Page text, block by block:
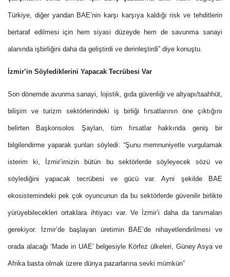
Türkiye, diğer yandan BAE’nin karşı karşıya kaldığı risk ve tehditlerin
bertaraf edilmesi için hem siyasi düzeyde hem de savunma sanayi
alanında işbirliğini daha da geliştirdi ve derinleştirdi” diye konuştu.
İzmir’in Söylediklerini Yapacak Tecrübesi Var
Son dönemde avunma sanayi, lojistik, gıda güvenliği ve altyapı/taahhüt,
bilişim ve turizm sektörlerindeki iş birliği fırsatlarının öne çıktığını
belirten Başkonsolos Şaylan, tüm fırsatlar hakkında geniş bir
bilgilendirme yaparak şunları söyledi: “Şunu memnuniyetle vurgulamak
isterim ki, İzmir’imizin bütün bu sektörlerde söyleyecek sözü ve
söylediğini yapacak tecrübesi ve gücü var. Ayni şekilde BAE
ekosistemindeki pek çok oyuncunun da bu sektörlerde güvenilir birlikte
yürüyebilecekleri ortaklara ihtiyacı var. Ve İzmir’i daha da tanımaları
gerekiyor. İzmir’de başlayan üretimin BAE’de nihayetlendirilmesi ve
orada alacağı ‘Made in UAE’ belgesiyle Körfez ülkeleri, Güney Asya ve
Afrika basta olmak üzere dünya pazarlarına sevki mümkün”